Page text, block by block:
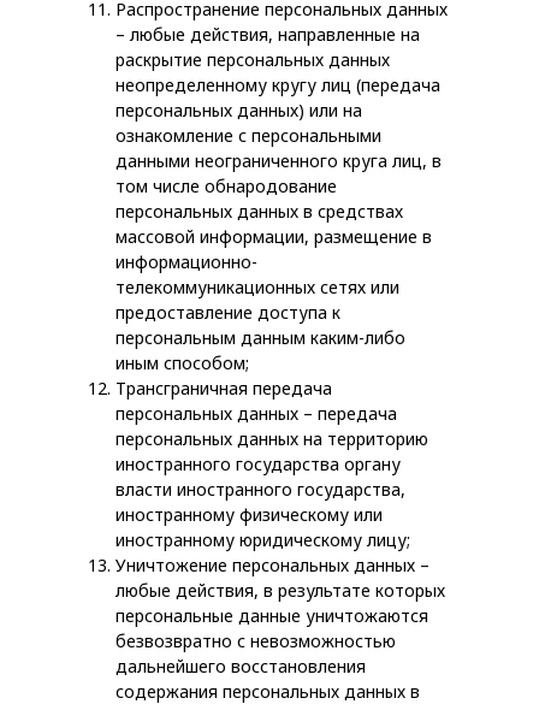
Распространение персональных данных
– любые действия, направленные на
раскрытие персональных данных
неопределенному кругу лиц (передача
персональных данных) или на
ознакомление с персональными
данными неограниченного круга лиц, в
том числе обнародование
персональных данных в средствах
массовой информации, размещение в
информационно-
телекоммуникационных сетях или
предоставление доступа к
персональным данным каким-либо
иным способом;
Трансграничная передача
персональных данных – передача
персональных данных на территорию
иностранного государства органу
власти иностранного государства,
иностранному физическому или
иностранному юридическому лицу;
Уничтожение персональных данных –
любые действия, в результате которых
персональные данные уничтожаются
безвозвратно с невозможностью
дальнейшего восстановления
содержания персональных данных в